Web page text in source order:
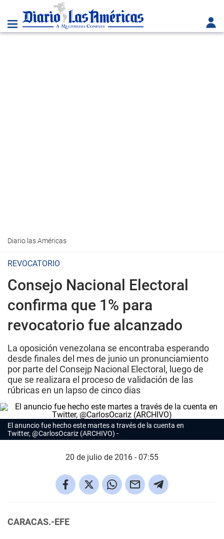
Diario las Américas
REVOCATORIO
Consejo Nacional Electoral
confirma que 1% para
revocatorio fue alcanzado
La oposición venezolana se encontraba esperando
desde finales del mes de junio un pronunciamiento
por parte del Consejp Nacional Electoral, luego de
que se realizara el proceso de validación de las
rúbricas en un lapso de cinco dias
El anuncio fue hecho este martes a través de la cuenta en
Twitter, @CarlosOcariz (ARCHIVO)
20 de julio de 2016 - 07:55
CARACAS.-EFE